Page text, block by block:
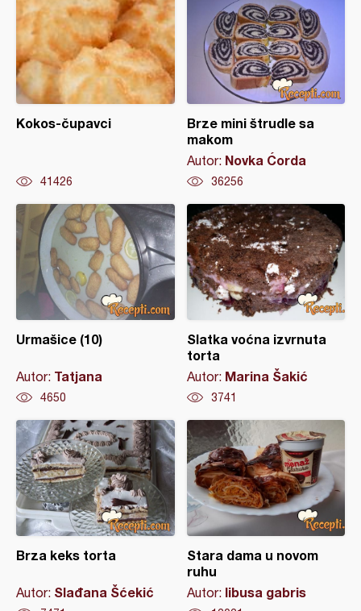
Kokos-čupavci
41426
Brze mini štrudle sa
makom
Autor: Novka Ćorda
36256
Urmašice (10)
Autor: Tatjana
4650
Slatka voćna izvrnuta
torta
Autor: Marina Šakić
3741
Brza keks torta
Autor: Slađana Šćekić
Stara dama u novom
ruhu
Autor: libusa gabris